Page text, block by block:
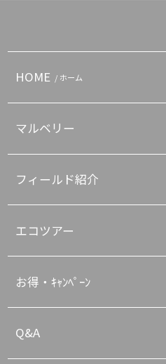
HOME / ホーム
マルベリー
フィールド紹介
エコツアー
お得・ｷｬﾝﾍﾟｰﾝ
Q&A